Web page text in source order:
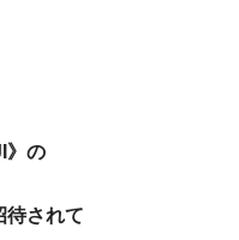
》の
待されて